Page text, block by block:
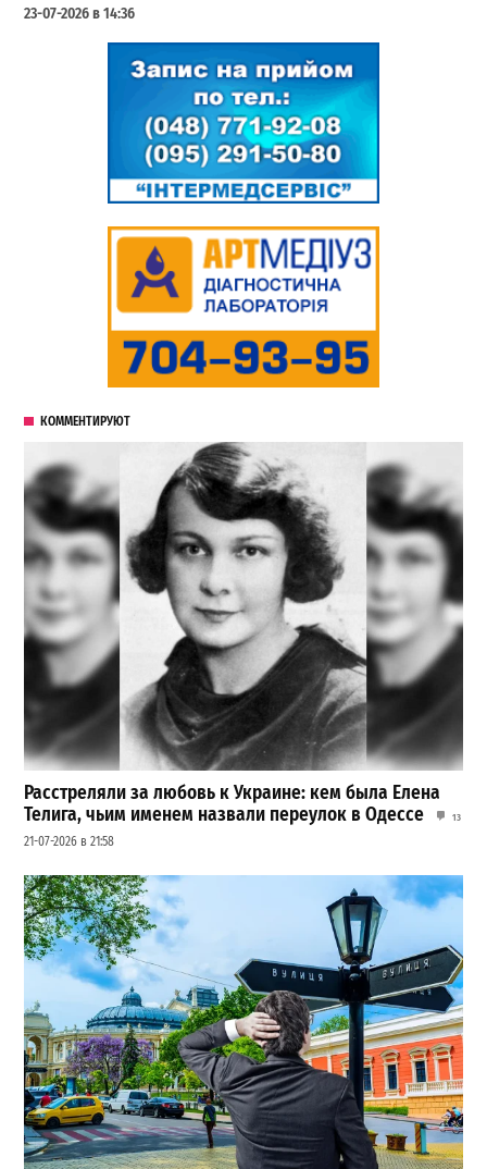
23-07-2026 в 14:36
КОММЕНТИРУЮТ
Расстреляли за любовь к Украине: кем была Елена
Телига, чьим именем назвали переулок в Одессе
13
21-07-2026 в 21:58